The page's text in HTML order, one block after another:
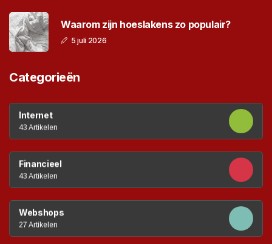
Waarom zijn hoeslakens zo populair?
5 juli 2026
Categorieën
Internet
43 Artikelen
Financieel
43 Artikelen
Webshops
27 Artikelen